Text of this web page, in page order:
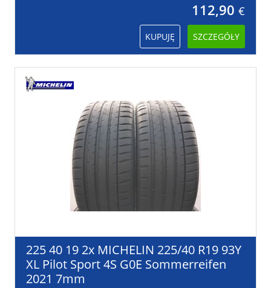
112,90 €
KUPUJĘ SZCZEGÓŁY
225 40 19 2x MICHELIN 225/40 R19 93Y
XL Pilot Sport 4S G0E Sommerreifen
2021 7mm